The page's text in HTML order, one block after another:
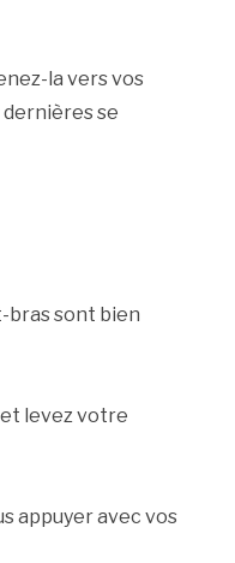
la vers vos
dernières se
bras sont bien
levez votre
appuyer avec vos